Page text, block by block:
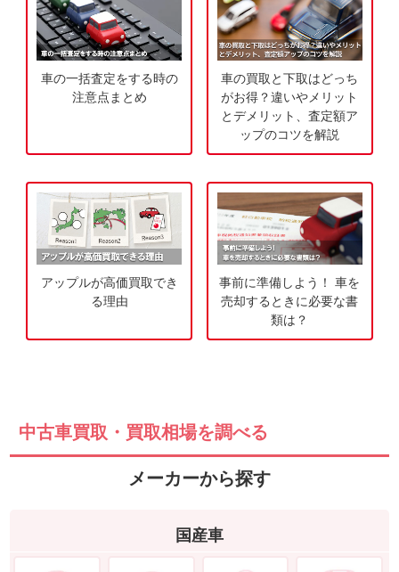
す
ぐ
無
申
み
車の一括査定をする時の
注意点まとめ
車の買取と下取はどっち
がお得？違いやメリット
とデメリット、査定額ア
ップのコツを解説
アップルが高価買取でき
る理由
事前に準備しよう！ 車を
売却するときに必要な書
類は？
中古車買取・買取相場を調べる
メーカーから探す
国産車